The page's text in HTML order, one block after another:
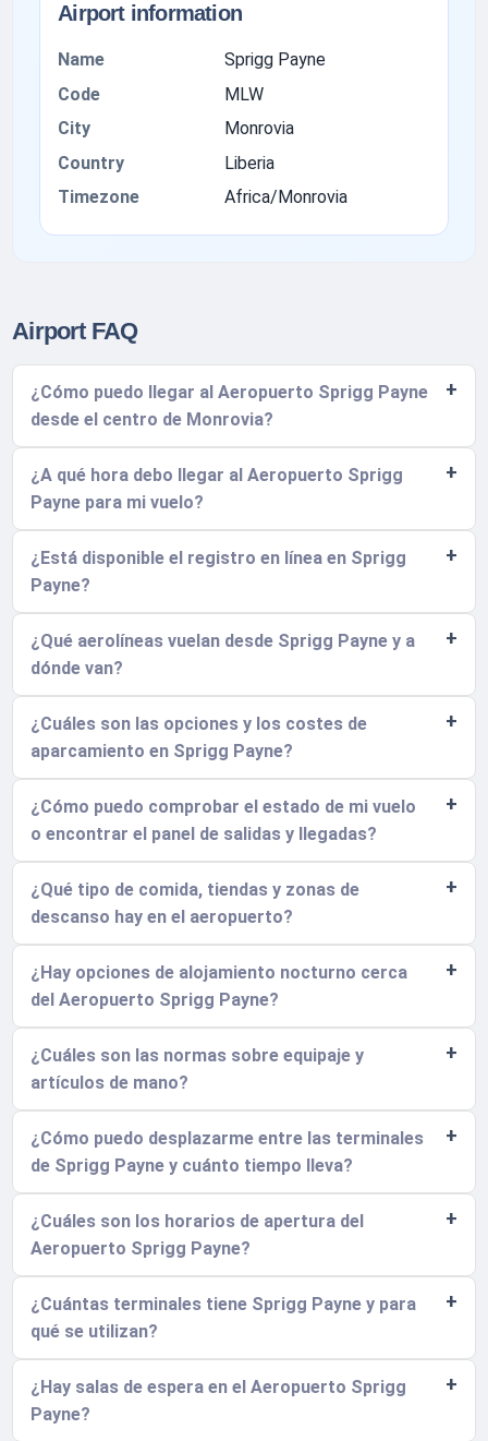
Airport information
Name
Sprigg Payne
Code
MLW
City
Monrovia
Country
Liberia
Timezone
Africa/Monrovia
Airport FAQ
¿Cómo puedo llegar al Aeropuerto Sprigg Payne
desde el centro de Monrovia?
¿A qué hora debo llegar al Aeropuerto Sprigg
Payne para mi vuelo?
¿Está disponible el registro en línea en Sprigg
Payne?
¿Qué aerolíneas vuelan desde Sprigg Payne y a
dónde van?
¿Cuáles son las opciones y los costes de
aparcamiento en Sprigg Payne?
¿Cómo puedo comprobar el estado de mi vuelo
o encontrar el panel de salidas y llegadas?
¿Qué tipo de comida, tiendas y zonas de
descanso hay en el aeropuerto?
¿Hay opciones de alojamiento nocturno cerca
del Aeropuerto Sprigg Payne?
¿Cuáles son las normas sobre equipaje y
artículos de mano?
¿Cómo puedo desplazarme entre las terminales
de Sprigg Payne y cuánto tiempo lleva?
¿Cuáles son los horarios de apertura del
Aeropuerto Sprigg Payne?
¿Cuántas terminales tiene Sprigg Payne y para
qué se utilizan?
¿Hay salas de espera en el Aeropuerto Sprigg
Payne?